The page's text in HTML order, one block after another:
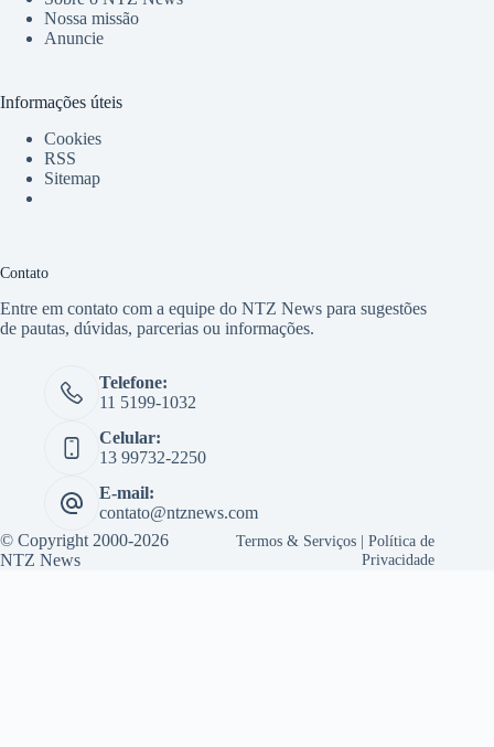
Nossa missão
Anuncie
Informações úteis
Cookies
RSS
Sitemap
Contato
Entre em contato com a equipe do NTZ News para sugestões
de pautas, dúvidas, parcerias ou informações.
Telefone:
11 5199-1032
Celular:
13 99732-2250
E-mail:
contato@ntznews.com
© Copyright 2000-2026
NTZ News
Termos & Serviços |Política de
Privacidade